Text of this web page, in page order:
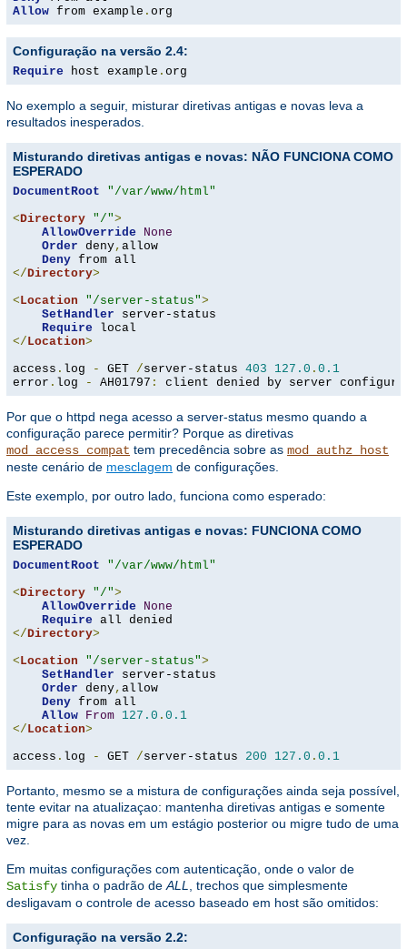
Allow from example . org
Configuração na versão 2.4:
Require host example . org
No exemplo a seguir, misturar diretivas antigas e novas leva a
resultados inesperados.
Misturando diretivas antigas e novas: NÃO FUNCIONA COMO
ESPERADO
DocumentRoot
"/var/www/html"
<Directory "/">
AllowOverride
None
Order deny, allow
Deny
</Directory>
<Location "/server-status">
SetHandler server-status
Require
</Location>
access . log - GET /server-status 403 127.0 . 0.1
error . log - AH01797 : client denied by server
Por que o httpd nega acesso a server-status mesmo quando a
configuração parece permitir? Porque as diretivas
mod_access_compat tem precedência sobre as mod_authz_host
neste cenário de mesclagem de configurações.
Este exemplo, por outro lado, funciona como esperado:
Misturando diretivas antigas e novas: FUNCIONA COMO
ESPERADO
DocumentRoot
"/var/www/html"
<Directory "/">
AllowOverride
None
Require
</Directory>
<Location "/server-status">
SetHandler server-status
Order deny, allow
Deny from all
Allow From 127.0 . 0.1
</Location>
access . log - GET /server-status 200 127.0 . 0.1
Portanto, mesmo se a mistura de configurações ainda seja possível,
tente evitar na atualizaçao: mantenha diretivas antigas e somente
migre para as novas em um estágio posterior ou migre tudo de uma
vez.
Em muitas configurações com autenticação, onde o valor de
Satisfy tinha o padrão de ALL
, trechos que simplesmente
desligavam o controle de acesso baseado em host são omitidos:
Configuração na versão 2.2: